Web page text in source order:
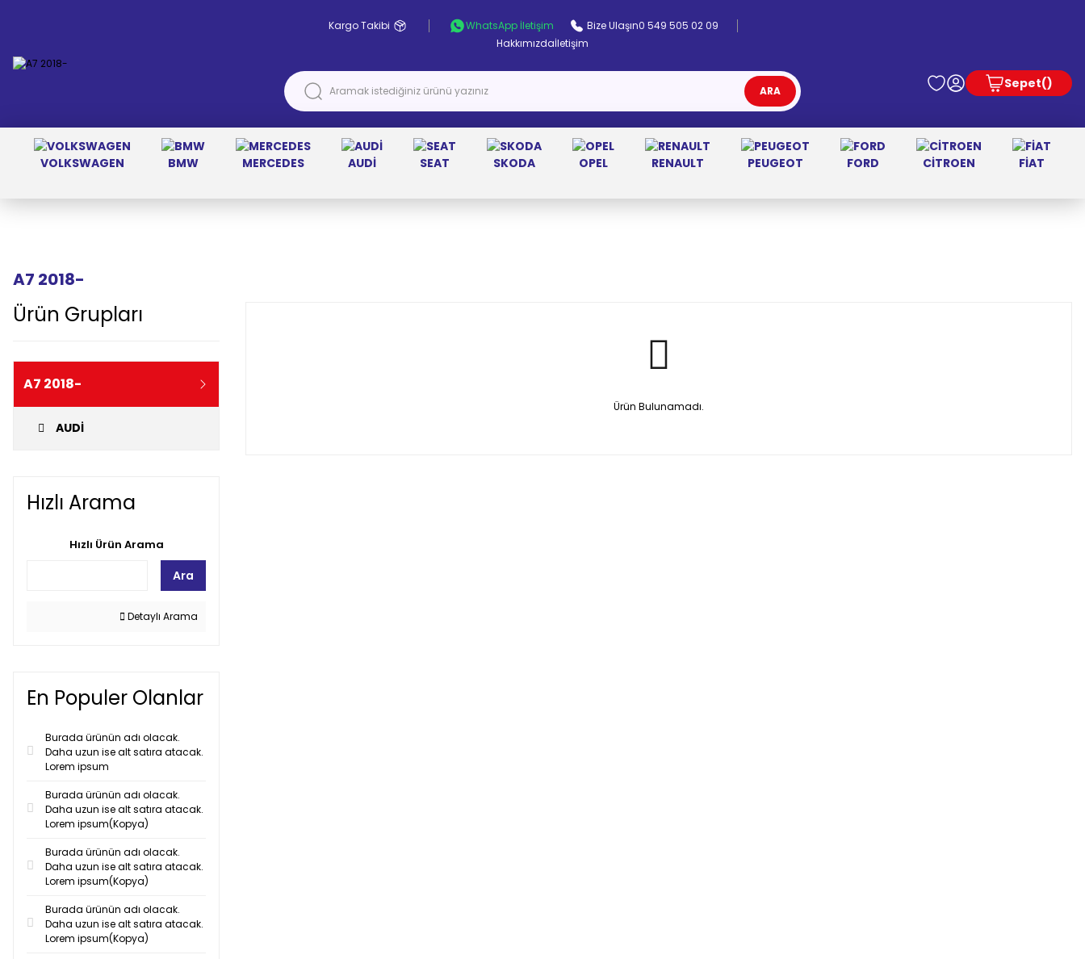
Kargo Takibi WhatsApp İletişim Bize Ulaşın0 549 505 02 09
Hakkımızdaİletişim
ARA Sepet
VOLKSWAGEN BMW MERCEDES AUDİ SEAT SKODA OPEL RENAULT PEUGEOT FORD CİTROEN FİAT
A7 2018-
Ürün Grupları
A7 2018-
AUDİ
Hızlı Arama
Hızlı Ürün Arama
Ara
Detaylı Arama
En Populer Olanlar
Burada ürünün adı olacak.
Daha uzun ise alt satıra atacak.
Lorem ipsum
Burada ürünün adı olacak.
Daha uzun ise alt satıra atacak.
Lorem ipsum(Kopya)
Burada ürünün adı olacak.
Daha uzun ise alt satıra atacak.
Lorem ipsum(Kopya)
Burada ürünün adı olacak.
Daha uzun ise alt satıra atacak.
Lorem ipsum(Kopya)
Ürün Bulunamadı.